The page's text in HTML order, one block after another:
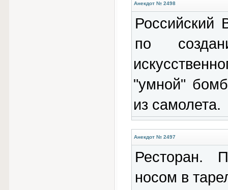
Анекдот № 2498
Российский
по
"умной"
из самолета.
Анекдот № 2497
Ресторан.
носом в